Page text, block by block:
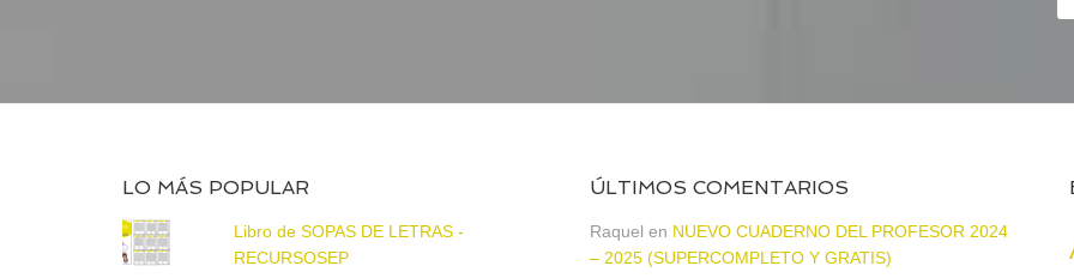
LO MÁS POPULAR
Libro de SOPAS DE LETRAS -
RECURSOSEP
ÚLTIMOS COMENTARIOS
Raquel en NUEVO CUADERNO DEL PROFESOR 2024
– 2025 (SUPERCOMPLETO Y GRATIS)